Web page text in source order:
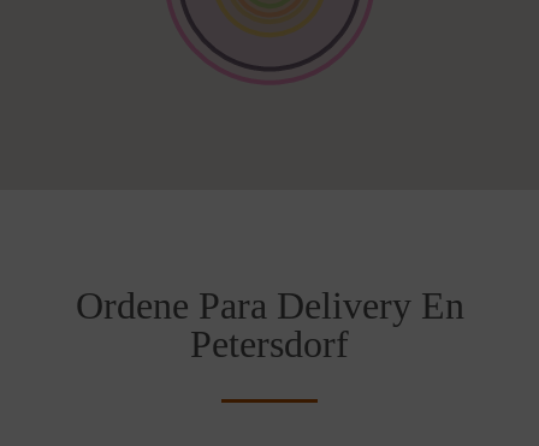
Ordene Para Delivery En
Petersdorf